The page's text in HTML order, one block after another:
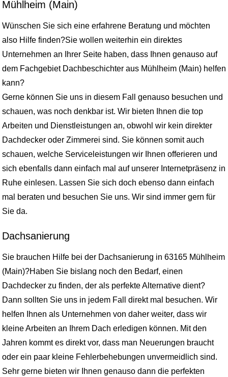
Mühlheim (Main)
Wünschen Sie sich eine erfahrene Beratung und möchten
also Hilfe finden?Sie wollen weiterhin ein direktes
Unternehmen an Ihrer Seite haben, dass Ihnen genauso auf
dem Fachgebiet Dachbeschichter aus Mühlheim (Main) helfen
kann?
Gerne können Sie uns in diesem Fall genauso besuchen und
schauen, was noch denkbar ist. Wir bieten Ihnen die top
Arbeiten und Dienstleistungen an, obwohl wir kein direkter
Dachdecker oder Zimmerei sind. Sie können somit auch
schauen, welche Serviceleistungen wir Ihnen offerieren und
sich ebenfalls dann einfach mal auf unserer Internetpräsenz in
Ruhe einlesen. Lassen Sie sich doch ebenso dann einfach
mal beraten und besuchen Sie uns. Wir sind immer gern für
Sie da.
Dachsanierung
Sie brauchen Hilfe bei der Dachsanierung in 63165 Mühlheim
(Main)?Haben Sie bislang noch den Bedarf, einen
Dachdecker zu finden, der als perfekte Alternative dient?
Dann sollten Sie uns in jedem Fall direkt mal besuchen. Wir
helfen Ihnen als Unternehmen von daher weiter, dass wir
kleine Arbeiten an Ihrem Dach erledigen können. Mit den
Jahren kommt es direkt vor, dass man Neuerungen braucht
oder ein paar kleine Fehlerbehebungen unvermeidlich sind.
Sehr gerne bieten wir Ihnen genauso dann die perfekten